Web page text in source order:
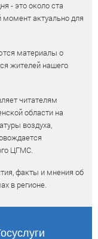
- это около ста
актуально для
материалы о
жителей нашего
читателям
области на
воздуха,
ЦГМС.
факты и мнения об
в регионе.